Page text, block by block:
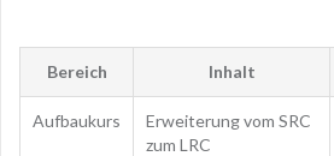
Bereich Inhalt
Aufbaukurs
Erweiterung vom SRC
zum LRC